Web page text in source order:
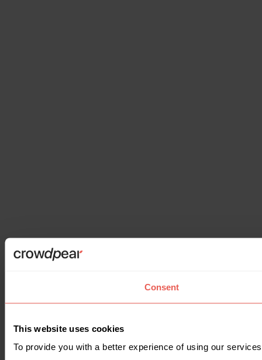
Consent
This website uses cookies
To provide you with a better experience of using our